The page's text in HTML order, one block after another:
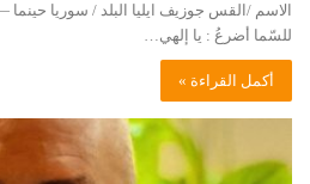
الاسم /القس جوزيف ايليا البلد / سوريا
للسّما أضرعُ : يا إلهي…
أكمل القراءة »